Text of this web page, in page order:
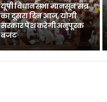
यूपी विधानसभा मानसून सत्र
का दूसरा दिन आज, योगी
सरकार पेश करेगी अनुपूरक
बजट